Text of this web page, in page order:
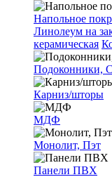
Напольное
Линолеум на
керамическая
Подоконники,
Карниз/шторы
МДФ
Монолит, Пэт
Панели ПВХ